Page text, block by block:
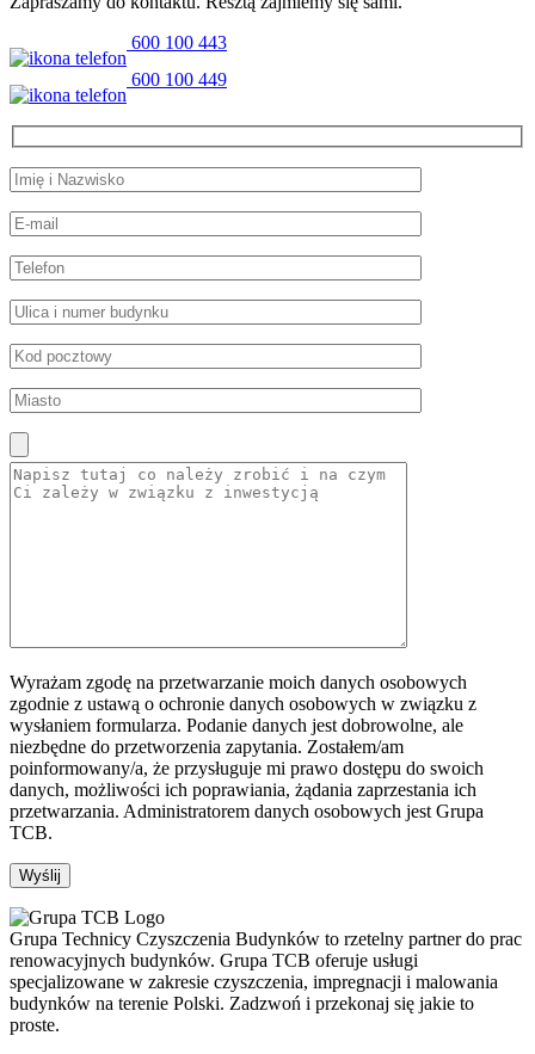
600 100 443
600 100 449
Wyrażam zgodę na przetwarzanie moich danych osobowych
zgodnie z ustawą o ochronie danych osobowych w związku z
wysłaniem formularza. Podanie danych jest dobrowolne, ale
niezbędne do przetworzenia zapytania. Zostałem/am
poinformowany/a, że przysługuje mi prawo dostępu do swoich
danych, możliwości ich poprawiania, żądania zaprzestania ich
przetwarzania. Administratorem danych osobowych jest Grupa
TCB.
Grupa Technicy Czyszczenia Budynków to rzetelny partner do prac
renowacyjnych budynków. Grupa TCB oferuje usługi
specjalizowane w zakresie czyszczenia, impregnacji i malowania
budynków na terenie Polski. Zadzwoń i przekonaj się jakie to
proste.